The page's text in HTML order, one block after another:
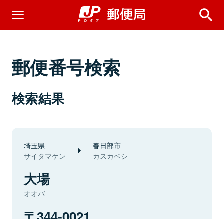
郵便番号検索
検索結果
埼玉県
サイタマケン
春日部市
カスカベシ
大場
オオバ